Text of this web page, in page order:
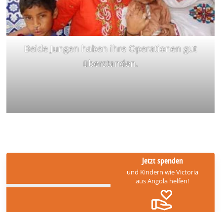
Beide Jungen haben ihre Operationen gut
überstanden.
Jetzt spenden
und Kindern wie Victoria
aus Angola helfen!